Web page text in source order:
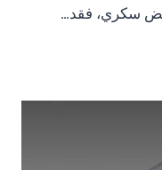
سكري، فقد…